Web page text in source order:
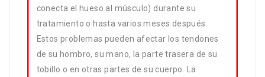
conecta el hueso al músculo) durante su
tratamiento o hasta varios meses después.
Estos problemas pueden afectar los tendones
de su hombro, su mano, la parte trasera de su
tobillo o en otras partes de su cuerpo. La